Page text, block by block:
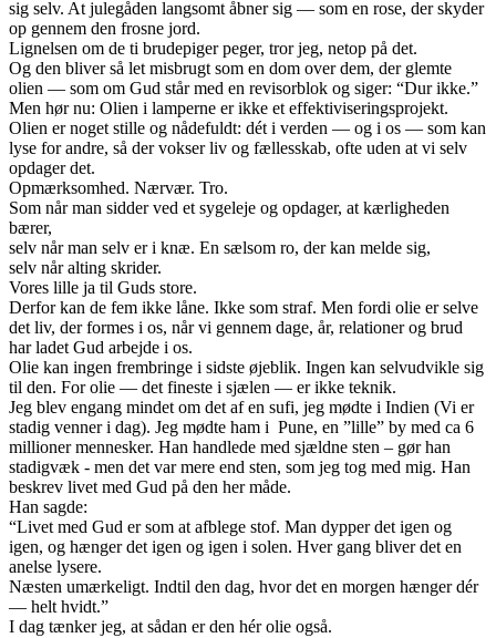
sig selv. At julegåden langsomt åbner sig — som en rose, der skyder
op gennem den frosne jord.
Lignelsen om de ti brudepiger peger, tror jeg, netop på det.
Og den bliver så let misbrugt som en dom over dem, der glemte
olien — som om Gud står med en revisorblok og siger: “Dur ikke.”
Men hør nu: Olien i lamperne er ikke et effektiviseringsprojekt.
Olien er noget stille og nådefuldt: dét i verden — og i os — som kan
lyse for andre, så der vokser liv og fællesskab, ofte uden at vi selv
opdager det.
Opmærksomhed. Nærvær. Tro.
Som når man sidder ved et sygeleje og opdager, at kærligheden
bærer,
selv når man selv er i knæ. En sælsom ro, der kan melde sig,
selv når alting skrider.
Vores lille ja til Guds store.
Derfor kan de fem ikke låne. Ikke som straf. Men fordi olie er selve
det liv, der formes i os, når vi gennem dage, år, relationer og brud
har ladet Gud arbejde i os.
Olie kan ingen frembringe i sidste øjeblik. Ingen kan selvudvikle sig
til den. For olie — det fineste i sjælen — er ikke teknik.
Jeg blev engang mindet om det af en sufi, jeg mødte i Indien (Vi er
stadig venner i dag). Jeg mødte ham i Pune, en ”lille” by med ca 6
millioner mennesker. Han handlede med sjældne sten – gør han
stadigvæk - men det var mere end sten, som jeg tog med mig. Han
beskrev livet med Gud på den her måde.
Han sagde:
“Livet med Gud er som at afblege stof. Man dypper det igen og
igen, og hænger det igen og igen i solen. Hver gang bliver det en
anelse lysere.
Næsten umærkeligt. Indtil den dag, hvor det en morgen hænger dér
— helt hvidt.”
I dag tænker jeg, at sådan er den hér olie også.